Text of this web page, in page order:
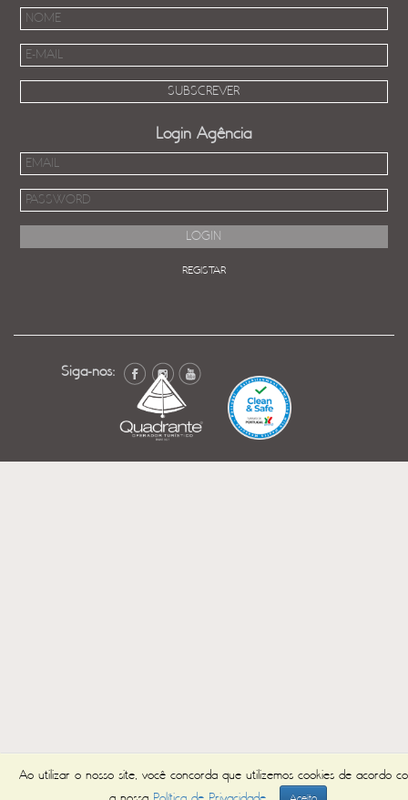
Login Agência
REGISTAR
Siga-nos:
Ao utilizar o nosso site, você concorda que utilizemos cookies de acordo